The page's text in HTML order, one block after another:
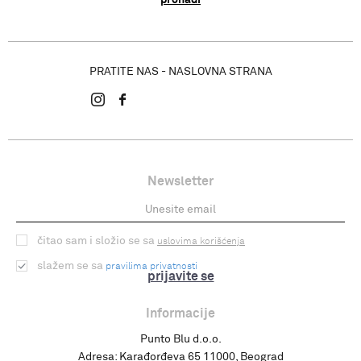
PRATITE NAS - NASLOVNA STRANA
Newsletter
prijavite se
čitao sam i složio se sa uslovima korišćenja
slažem se sa pravilima privatnosti
Informacije
Punto Blu d.o.o.
Adresa: Karađorđeva 65 11000, Beograd